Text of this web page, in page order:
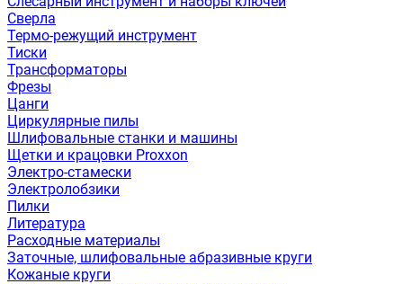
Сверла
Термо-режущий инструмент
Тиски
Трансформаторы
Фрезы
Цанги
Циркулярные пилы
Шлифовальные станки и машины
Щетки и крацовки Proxxon
Электро-стамески
Электролобзики
Пилки
Литература
Расходные материалы
Заточные, шлифовальные абразивные круги
Кожаные круги